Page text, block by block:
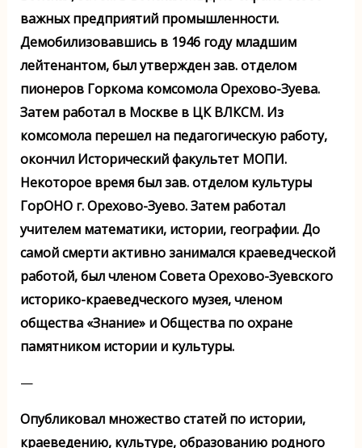
важных предприятий промышленности.
Демобилизовавшись в 1946 году младшим
лейтенантом, был утвержден зав. отделом
пионеров Горкома комсомола Орехово-Зуева.
Затем работал в Москве в ЦК ВЛКСМ. Из
комсомола перешел на педагогическую работу,
окончил Исторический факультет МОПИ.
Некоторое время был зав. отделом культуры
ГорОНО г. Орехово-Зуево. Затем работал
учителем математики, истории, географии. До
самой смерти активно занимался краеведческой
работой, был членом Совета Орехово-Зуевского
историко-краеведческого музея, членом
общества «Знание» и Общества по охране
памятником истории и культуры.
—
Опубликовал множество статей по истории,
краеведению, культуре, образованию родного